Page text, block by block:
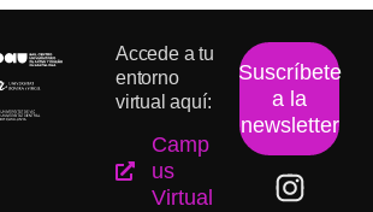
Accede a tu
entorno
virtual aquí:
Camp
us
Virtual
Suscríbete
a la
newsletter